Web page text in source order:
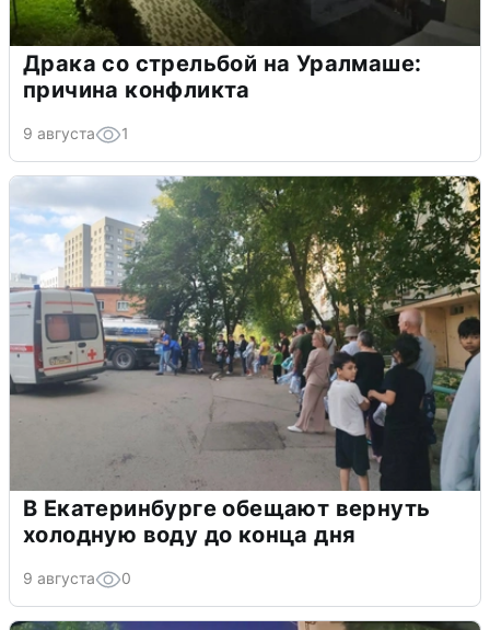
Драка со стрельбой на Уралмаше:
причина конфликта
9 августа 1
В Екатеринбурге обещают вернуть
холодную воду до конца дня
9 августа 0